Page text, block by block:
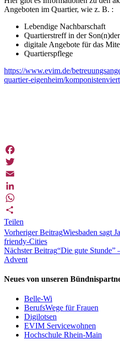
Angeboten im Quartier, wie z. B. :
Lebendige Nachbarschaft
Quartierstreff in der
digitale Angebote für das
Quartierspflege
https://www.evim.de/
quartier-eigenheim/
Facebook
Twitter
Email
LinkedIn
WhatsApp
Teilen
Vorheriger BeitragWiesbaden sagt
friendy-Cities
Nächster Beitrag“Die gute
Advent
Neues von unseren
Belle-Wi
BerufsWege für Frauen
Digilotsen
EVIM Servicewohnen
Hochschule Rhein-Main